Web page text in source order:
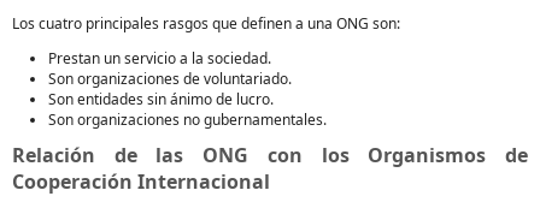
Los cuatro principales rasgos que definen a una ONG son:
Prestan un servicio a la sociedad.
Son organizaciones de voluntariado.
Son entidades sin ánimo de lucro.
Son organizaciones no gubernamentales.
Relación de las ONG con los Organismos de
Cooperación Internacional